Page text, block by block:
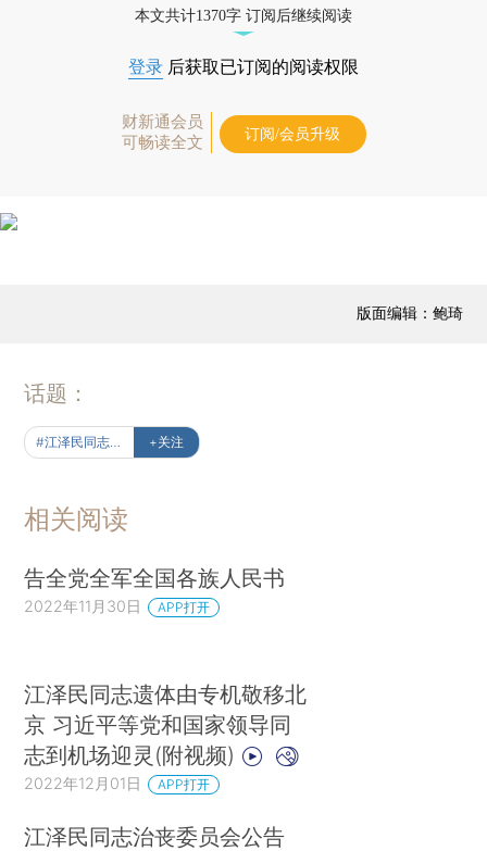
本文共计1370字 订阅后继续阅读
登录 后获取已订阅的阅读权限
财新通会员
可畅读全文
订阅/会员升级
版面编辑：鲍琦
话题：
+关注
相关阅读
告全党全军全国各族人民书
2022年11月30日 APP打开
江泽民同志遗体由专机敬移北
京 习近平等党和国家领导同
志到机场迎灵(附视频)
2022年12月01日 APP打开
江泽民同志治丧委员会公告